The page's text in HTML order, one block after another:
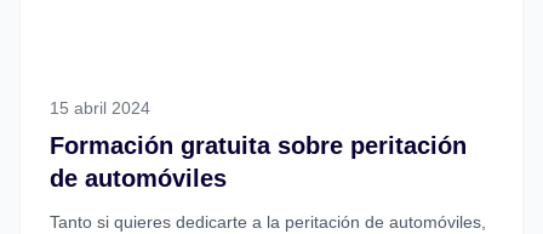
15 abril 2024
Formación gratuita sobre peritación
de automóviles
Tanto si quieres dedicarte a la peritación de automóviles,